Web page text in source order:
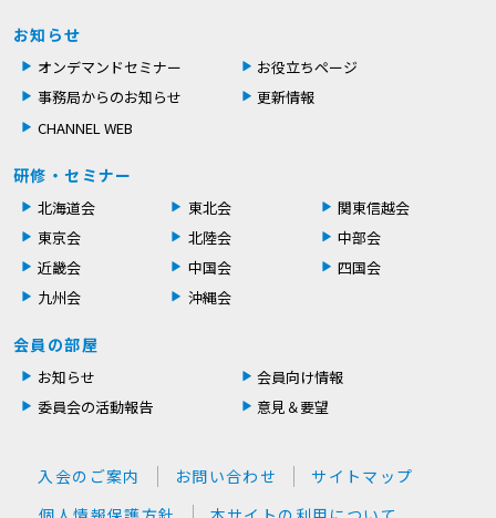
お知らせ
オンデマンドセミナー
お役立ちページ
事務局からのお知らせ
更新情報
CHANNEL WEB
研修・セミナー
北海道会 東北会
関東信越会
東京会
北陸会
中部会
近畿会
中国会
四国会
九州会
沖縄会
会員の部屋
お知らせ
会員向け情報
委員会の活動報告
意見＆要望
入会のご案内 お問い合わせ
サイトマップ